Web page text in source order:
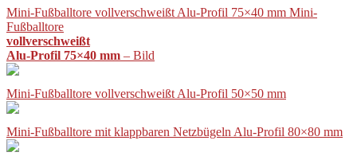
Mini-Fußballtore vollverschweißt Alu-Profil 75×40 mm Mini-
Fußballtore
vollverschweißt
Alu-Profil 75×40 mm – Bild
Mini-Fußballtore vollverschweißt Alu-Profil 50×50 mm
Mini-Fußballtore mit klappbaren Netzbügeln Alu-Profil 80×80 mm